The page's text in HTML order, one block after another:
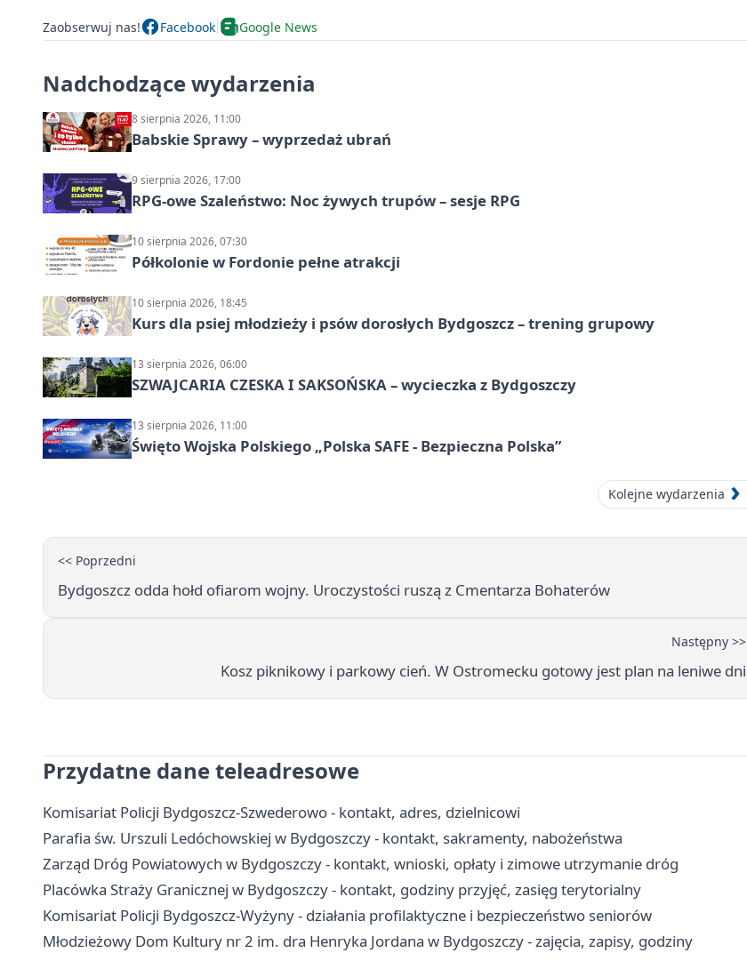
Zaobserwuj nas! Facebook Google News
Nadchodzące wydarzenia
8 sierpnia 2026, 11:00
Babskie Sprawy – wyprzedaż ubrań
9 sierpnia 2026, 17:00
RPG-owe Szaleństwo: Noc żywych trupów – sesje RPG
10 sierpnia 2026, 07:30
Półkolonie w Fordonie pełne atrakcji
10 sierpnia 2026, 18:45
Kurs dla psiej młodzieży i psów dorosłych Bydgoszcz – trening grupowy
13 sierpnia 2026, 06:00
SZWAJCARIA CZESKA I SAKSOŃSKA – wycieczka z Bydgoszczy
13 sierpnia 2026, 11:00
Święto Wojska Polskiego „Polska SAFE - Bezpieczna Polska”
Kolejne wydarzenia
<< Poprzedni
Bydgoszcz odda hołd ofiarom wojny. Uroczystości ruszą z Cmentarza Bohaterów
Następny >>
Kosz piknikowy i parkowy cień. W Ostromecku gotowy jest plan na leniwe dni
Przydatne dane teleadresowe
Komisariat Policji Bydgoszcz-Szwederowo - kontakt, adres, dzielnicowi
Parafia św. Urszuli Ledóchowskiej w Bydgoszczy - kontakt, sakramenty, nabożeństwa
Zarząd Dróg Powiatowych w Bydgoszczy - kontakt, wnioski, opłaty i zimowe utrzymanie dróg
Placówka Straży Granicznej w Bydgoszczy - kontakt, godziny przyjęć, zasięg terytorialny
Komisariat Policji Bydgoszcz-Wyżyny - działania profilaktyczne i bezpieczeństwo seniorów
Młodzieżowy Dom Kultury nr 2 im. dra Henryka Jordana w Bydgoszczy - zajęcia, zapisy, godziny